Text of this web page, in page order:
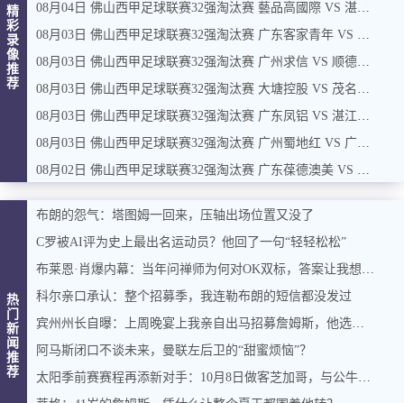
精
彩
录
像
推
荐
08月04日 佛山西甲足球联赛32强淘汰赛 藝品高國際 VS 湛江狂狼·粵辉能源 全场录像
08月03日 佛山西甲足球联赛32强淘汰赛 广东客家青年 VS 广州英华思力U17 全场录像
08月03日 佛山西甲足球联赛32强淘汰赛 广州求信 VS 顺德新青年 全场录像
08月03日 佛山西甲足球联赛32强淘汰赛 大塘控股 VS 茂名市点都得 全场录像
08月03日 佛山西甲足球联赛32强淘汰赛 广东凤铝 VS 湛江八部科技 全场录像
08月03日 佛山西甲足球联赛32强淘汰赛 广州蜀地红 VS 广州戴拿模 全场录像
08月02日 佛山西甲足球联赛32强淘汰赛 广东葆德澳美 VS 白坭兴龙 全场录像
热
门
新
闻
推
荐
布朗的怨气：塔图姆一回来，压轴出场位置又没了
C罗被AI评为史上最出名运动员？他回了一句“轻轻松松”
布莱恩·肖爆内幕：当年问禅师为何对OK双标，答案让我想起训狗那套
科尔亲口承认：整个招募季，我连勒布朗的短信都没发过
宾州州长自曝：上周晚宴上我亲自出马招募詹姆斯，他选了费城，我挺高兴
阿马斯闭口不谈未来，曼联左后卫的“甜蜜烦恼”？
太阳季前赛赛程再添新对手：10月8日做客芝加哥，与公牛过招